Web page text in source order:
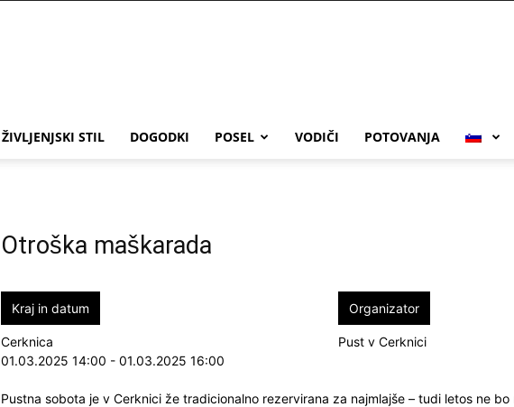
ŽIVLJENJSKI STIL DOGODKI POSEL VODIČI POTOVANJA
Otroška maškarada
Kraj in datum
Cerknica
01.03.2025 14:00 - 01.03.2025 16:00
Organizator
Pust v Cerknici
Pustna sobota je v Cerknici že tradicionalno rezervirana za najmlajše – tudi letos ne